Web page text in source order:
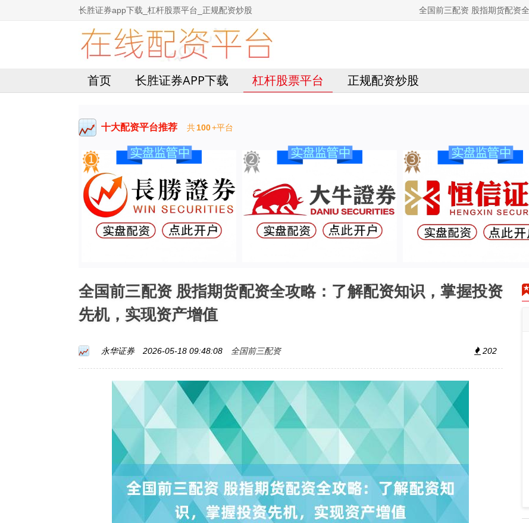
长胜证券app下载_杠杆股票平台_正规配资炒股 全国前三配资 股指期货配资
首页 长胜证券APP下载 杠杆股票平台 正规配资炒股
十大配资平台推荐 共100+平台
全国前三配资 股指期货配资全攻略：了解配资知识，掌握投资
先机，实现资产增值
永华证券 2026-05-18 09:48:08 全国前三配资 202